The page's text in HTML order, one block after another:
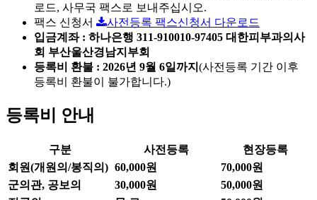
로드, 사무국 팩스로 보내주십시오.
팩스 신청서
사전등록 팩스신청서 다운로드
입금계좌 : 하나은행 311-910010-97405 대한피부과의사
회 부산울산경남지부회
등록비 환불 : 2026년 9월 6일까지 (사전등록 기간 이후
등록비 환불이 불가합니다.)
등록비 안내
구분 사전등록
현장등록
회원(개원의/봉직의) 60,000원
70,000원
군의관, 공보의
30,000원
50,000원